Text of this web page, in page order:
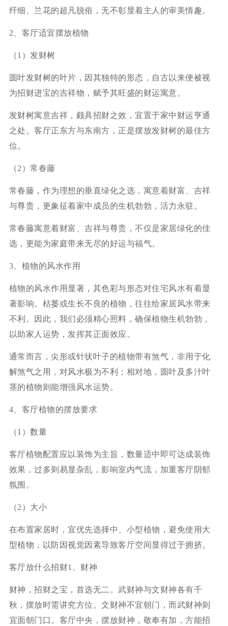
纤细、兰花的超凡脱俗，无不彰显着主人的审美情趣。
2、客厅适宜摆放植物
（1）发财树
圆叶发财树的叶片，因其独特的形态，自古以来便被视
为招财进宝的吉祥物，赋予其旺盛的财运寓意。
发财树寓意吉祥，颇具招财之效，宜置于家中财运亨通
之处。客厅正东方与东南方，正是摆放发财树的最佳方
位。
（2）常春藤
常春藤，作为理想的垂直绿化之选，寓意着财富、吉祥
与尊贵，更象征着家中成员的生机勃勃，活力永驻。
常春藤寓意着财富、吉祥与尊贵，不仅是家居绿化的佳
选，更能为家庭带来无尽的好运与福气。
3、植物的风水作用
植物的风水作用显著，其色彩与形态对住宅风水有着显
著影响。枯萎或生长不良的植物，往往给家居风水带来
不利。因此，我们必须精心照料，确保植物生机勃勃，
以助家人运势，发挥其正面效应。
通常而言，尖形或针状叶子的植物带有煞气，非用于化
解煞气之用，对风水极为不利；相对地，圆叶及多汁叶
茎的植物则能增强风水运势。
4、客厅植物的摆放要求
（1）数量
客厅植物配置应以装饰为主旨，数量适中即可达成装饰
效果，过多则易显杂乱，影响室内气流，加重客厅阴郁
氛围。
（2）大小
在布置家居时，宜优先选择中、小型植物，避免使用大
型植物，以防因视觉因素导致客厅空间显得过于拥挤。
客厅放什么招财1、财神
财神，招财之宝，首选无二。武财神与文财神各有千
秋，摆放时需讲究方位。文财神不宜朝门，而武财神则
宜面朝门口。客厅中央，摆放财神，敬奉有加，方能招